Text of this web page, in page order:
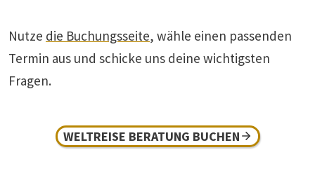
Nutze die Buchungsseite, wähle einen passenden
Termin aus und schicke uns deine wichtigsten
Fragen.
WELTREISE BERATUNG BUCHEN